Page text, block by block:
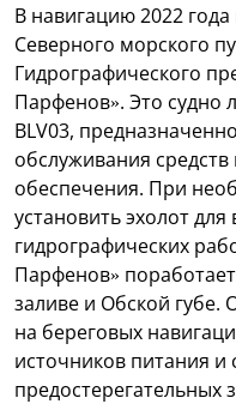
В навигацию 2022 года
Северного морского
Гидрографического
Парфенов». Это судно
BLV03,
обслуживания
обеспечения. При
установить эхолот
гидрографических
Парфенов»
заливе и Обской
на береговых
источников питания и
предостерегательных